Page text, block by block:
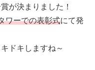
が決まりました！
ワーでの表彰式にて発
ドキしますね～